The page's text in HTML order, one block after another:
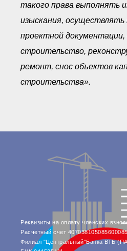
такого права выполнять
изыскания, осуществлять
проектной
строительство,
ремонт, снос объектов
строительства».
Реквизиты на оплату членских
Расчетный счет
Филиал "Центральный"Банка ВТБ